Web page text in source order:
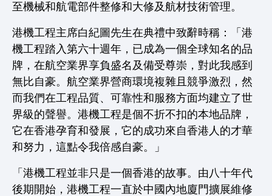
至機械和航電部件整修和大修及航材技術管理。
港機工程主席白紀圖先生在典禮中致辭時稱：「港
機工程踏入第六十週年，已成為一個全球知名的品
牌，在航空業界享負盛名及備受尊崇，對此我感到
無比自豪。航空業界營商環境複雜且競爭激烈，然
而我們在工程品質、可靠性和服務方面均建立了世
界級的聲譽。港機工程是個不折不扣的本地品牌，
它在香港孕育和發展，它的成功來自香港人的才華
和努力，這點令我倍感自豪。」
「港機工程並非只是一個香港的故事。由八十年代
後期開始，港機工程一直於中國內地廈門擴展維修